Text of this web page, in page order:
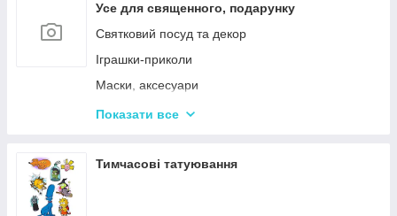
Усе для священного, подарунку
Святковий посуд та декор
Іграшки-приколи
Маски, аксесуари
Повітряні кульки
Фоторамки і фотоальбоми
Показати все
Тимчасові татуювання